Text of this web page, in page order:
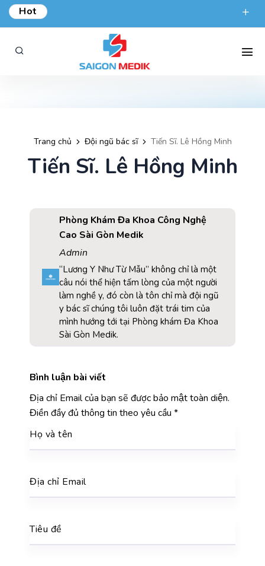
Hot
ƯU ĐÃI KHÁM TỔNG QUÁT TẠI SÀI GÒN MEDIK.
phongkham@saigonmedik.com 19005175
Trang chủ Đội ngũ bác sĩ Tiến Sĩ. Lê Hồng Minh
Tiến Sĩ. Lê Hồng Minh
Phòng Khám Đa Khoa Công Nghệ
Cao Sài Gòn Medik
Admin
“Lương Y Như Từ Mẫu” không chỉ là một
câu nói thể hiện tấm lòng của một người
làm nghề y, đó còn là tôn chỉ mà đội ngũ
y bác sĩ chúng tôi luôn đặt trái tim của
mình hướng tới tại Phòng khám Đa Khoa
Sài Gòn Medik.
Bình luận bài viết
Địa chỉ Email của bạn sẽ được bảo mật toàn diện.
Điền đầy đủ thông tin theo yêu cầu *
Họ và tên
Địa chỉ Email
Tiêu đề